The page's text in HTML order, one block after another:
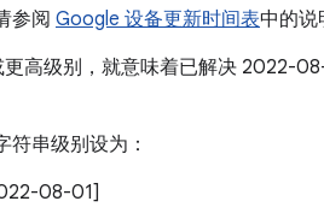
参阅 Google 设备更新时间表中的说
高级别，就意味着已解决 2022-
串级别设为：
08-01]